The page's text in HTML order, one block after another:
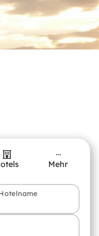
Mehr